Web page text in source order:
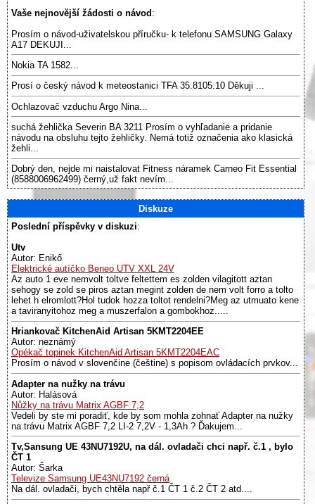
Vaše nejnovější žádosti o návod :
Prosím o návod-uživatelskou příručku- k telefonu SAMSUNG Galaxy
A17 DEKUJI...
Nokia TA 1582...
Prosí o český návod k meteostanici TFA 35.8105.10 Děkuji ...
Ochlazovač vzduchu Argo Nina...
suchá žehlička Severin BA 3211 Prosím o vyhľadanie a pridanie
návodu na obsluhu tejto žehličky. Nemá totiž označenia ako klasická
žehli...
Dobrý den, nejde mi naistalovat Fitness náramek Carneo Fit Essential
(8588006962499) černý,už fakt nevím...
Diskuze
Poslední příspěvky v diskuzi:
Utv
Autor: Enikő
Elektrické autíčko Beneo UTV XXL 24V
Az auto 1 eve nemvolt toltve feltettem es zolden vilagitott aztan
sehogy se zold se piros aztan megint zolden de nem volt forro a tolto
lehet h elromlott?Hol tudok hozza toltot rendelni?Meg az utmuato kene
a taviranyitohoz meg a muszerfalon a gombokhoz.....
Hriankovač KitchenAid Artisan 5KMT2204EE
Autor: neznámý
Opékač topinek KitchenAid Artisan 5KMT2204EAC
Prosím o návod v slovenčine (češtine) s popisom ovládacích prvkov...
Adapter na nužky na trávu
Autor: Halásová
Nůžky na trávu Matrix AGBF 7,2
Vedeli by ste mi poradiť, kde by som mohla zohnať Adapter na nužky
na trávu Matrix AGBF 7,2 LI-2 7,2V - 1,3Ah ? Ďakujem...
Tv,Sansung UE 43NU7192U, na dál. ovladači chci např. č.1 , bylo
ČT 1
Autor: Šarka
Televize Samsung UE43NU7192 černá
Na dál. ovladači, bych chtěla např č.1 ČT 1 č.2 ČT 2 atd....